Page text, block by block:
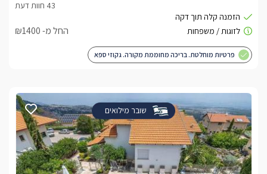
החל מ- ₪1400
פרטיות מוחלטת. בריכה מחוממת מקורה. גקוזי ספא
שובר מילואים